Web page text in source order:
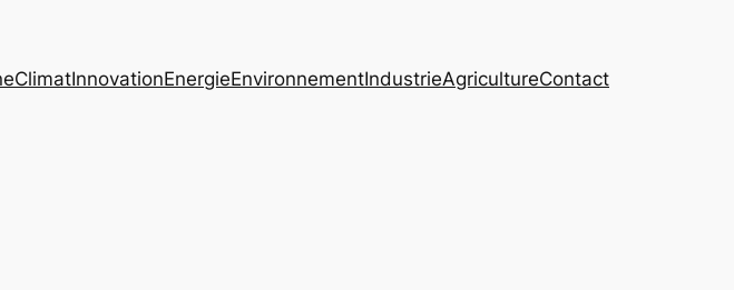
ClimatInnovationEnergieEnvironnementIndustrieAgricultureContact